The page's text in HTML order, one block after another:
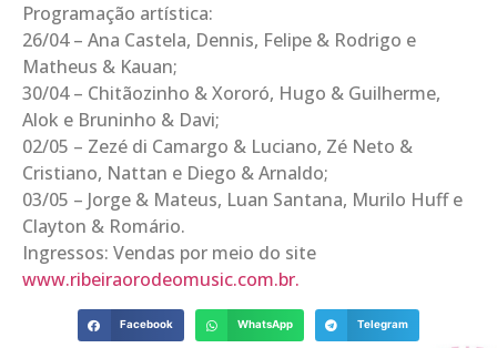
Programação artística:
26/04 – Ana Castela, Dennis, Felipe & Rodrigo e
Matheus & Kauan;
30/04 – Chitãozinho & Xororó, Hugo & Guilherme,
Alok e Bruninho & Davi;
02/05 – Zezé di Camargo & Luciano, Zé Neto &
Cristiano, Nattan e Diego & Arnaldo;
03/05 – Jorge & Mateus, Luan Santana, Murilo Huff e
Clayton & Romário.
Ingressos: Vendas por meio do site
www.ribeiraorodeomusic.com.br.
Facebook WhatsApp Telegram